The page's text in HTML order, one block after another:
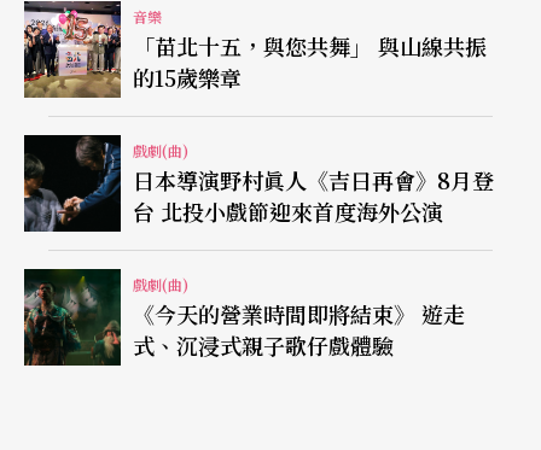
音樂
「苗北十五，與您共舞」 與山線共振
的15歲樂章
戲劇(曲)
日本導演野村眞人《吉日再會》8月登
台 北投小戲節迎來首度海外公演
戲劇(曲)
《今天的營業時間即將結束》 遊走
式、沉浸式親子歌仔戲體驗